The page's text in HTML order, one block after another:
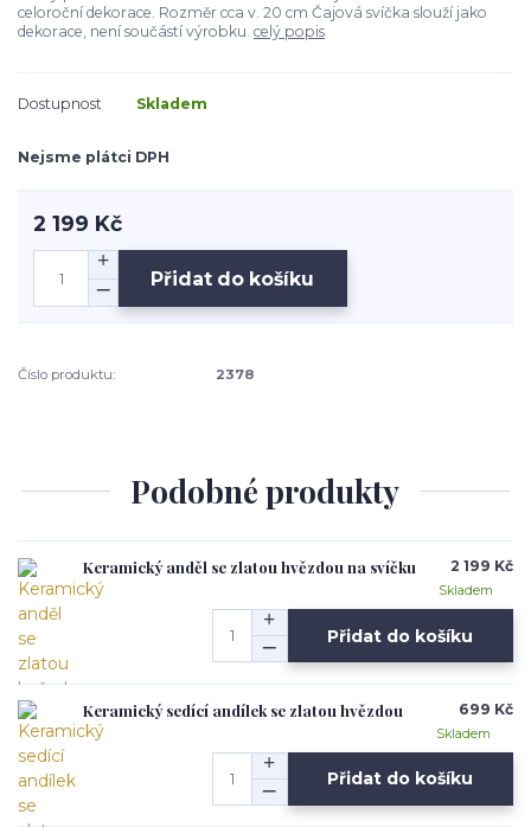
celoroční dekorace. Rozměr cca v. 20 cm Čajová svíčka slouží jako
dekorace, není součástí výrobku. celý popis
Dostupnost Skladem
Nejsme plátci DPH
2 199 Kč
Přidat do košíku
Číslo produktu: 2378
Podobné produkty
Keramický anděl se zlatou hvězdou na svíčku 2 199 Kč
Skladem
Přidat do košíku
Keramický sedící andílek se zlatou hvězdou 699 Kč
Skladem
Přidat do košíku